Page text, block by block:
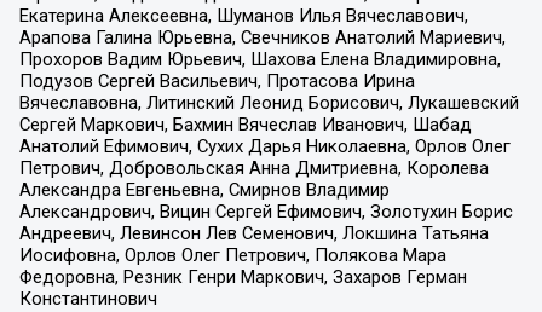
Екатерина Алексеевна, Шуманов Илья Вячеславович,
Арапова Галина Юрьевна, Свечников Анатолий Мариевич,
Прохоров Вадим Юрьевич, Шахова Елена Владимировна,
Подузов Сергей Васильевич, Протасова Ирина
Вячеславовна, Литинский Леонид Борисович, Лукашевский
Сергей Маркович, Бахмин Вячеслав Иванович, Шабад
Анатолий Ефимович, Сухих Дарья Николаевна, Орлов Олег
Петрович, Добровольская Анна Дмитриевна, Королева
Александра Евгеньевна, Смирнов Владимир
Александрович, Вицин Сергей Ефимович, Золотухин Борис
Андреевич, Левинсон Лев Семенович, Локшина Татьяна
Иосифовна, Орлов Олег Петрович, Полякова Мара
Федоровна, Резник Генри Маркович, Захаров Герман
Константинович